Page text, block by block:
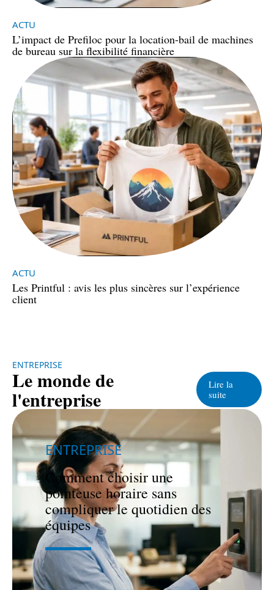
ACTU
L’impact de Prefiloc pour la location-bail de machines
de bureau sur la flexibilité financière
ACTU
Les Printful : avis les plus sincères sur l’expérience
client
ENTREPRISE
Le monde de
l'entreprise
Lire la
suite
ENTREPRISE
Comment choisir une
pointeuse horaire sans
compliquer le quotidien des
équipes